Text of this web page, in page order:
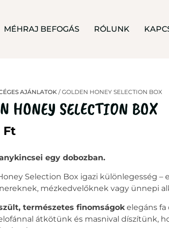
MÉHRAJ BEFOGÁS RÓLUNK
AJÁNLATOK/ GOLDEN HONEY SELECTION BOX
HONEY SELECTION BOX
Ft
egy dobozban.
Selection Box igazi különlegesség –
mézkedvelőknek vagy ünnepi
természetes finomságokelegáns fa
átkötünk és masnival díszítünk,